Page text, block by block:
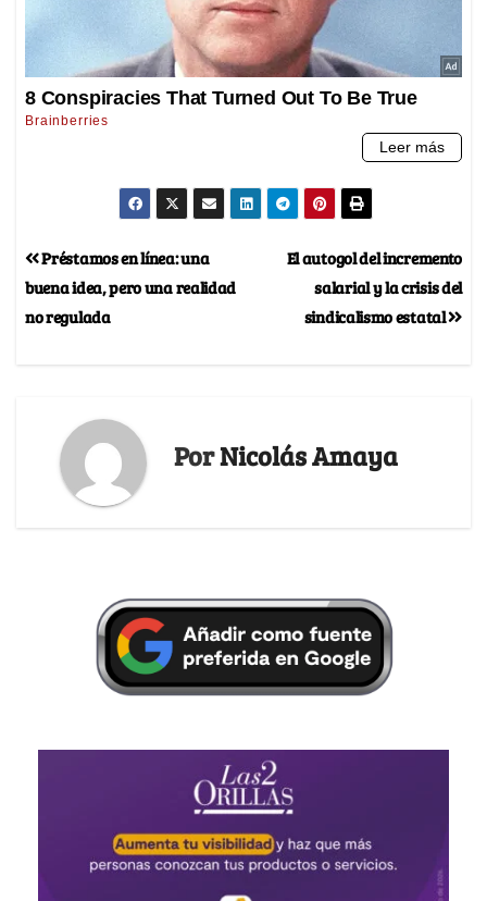
El autogol del incremento
salarial y la crisis del
sindicalismo estatal
Préstamos en línea: una
buena idea, pero una realidad
no regulada
PorNicolás Amaya